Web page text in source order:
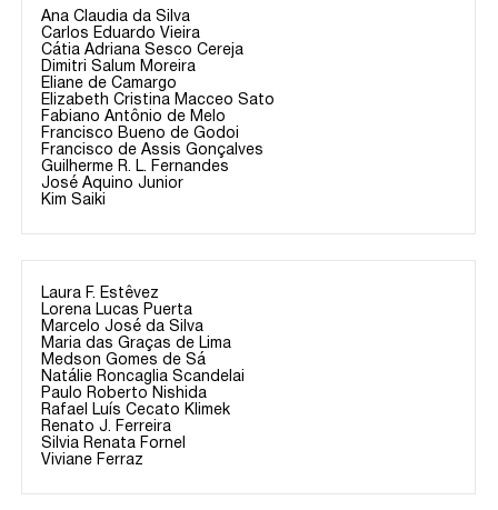
Ana Claudia da Silva
Carlos Eduardo Vieira
Cátia Adriana Sesco Cereja
Dimitri Salum Moreira
Eliane de Camargo
Elizabeth Cristina Macceo Sato
Fabiano Antônio de Melo
Francisco Bueno de Godoi
Francisco de Assis Gonçalves
Guilherme R. L. Fernandes
José Aquino Junior
Kim Saiki
Laura F. Estêvez
Lorena Lucas Puerta
Marcelo José da Silva
Maria das Graças de Lima
Medson Gomes de Sá
Natálie Roncaglia Scandelai
Paulo Roberto Nishida
Rafael Luís Cecato Klimek
Renato J. Ferreira
Silvia Renata Fornel
Viviane Ferraz